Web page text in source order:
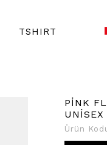
TSHIRT
PİNK
Ürün